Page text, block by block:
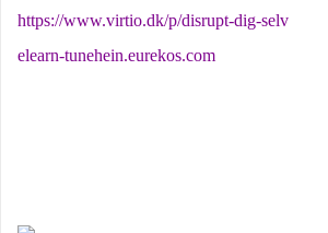
https://www.virtio.dk/p/disrupt-dig-selv
elearn-tunehein.eurekos.com